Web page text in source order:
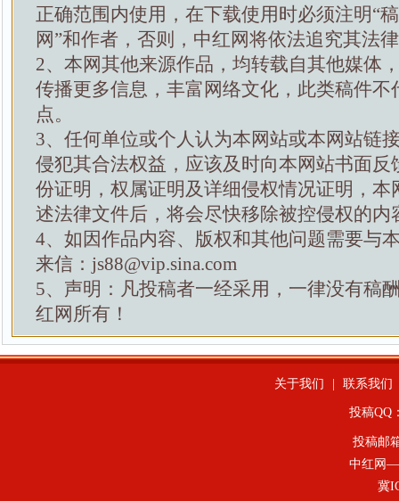
正确范围内使用，在下载使用时必须注明“
网”和作者，否则，中红网将依法追究其法
2、本网其他来源作品，均转载自其他媒体
传播更多信息，丰富网络文化，此类稿件不
点。
3、任何单位或个人认为本网站或本网站链
侵犯其合法权益，应该及时向本网站书面反
份证明，权属证明及详细侵权情况证明，本
述法律文件后，将会尽快移除被控侵权的内
4、如因作品内容、版权和其他问题需要与
来信：js88@vip.sina.com
5、声明：凡投稿者一经采用，一律没有稿
红网所有！
关于我们 联系我们
投稿QQ
投稿邮
中红网—
冀